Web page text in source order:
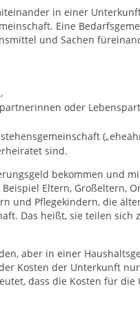
in einer
Eine
und Sachen
oder
sind.
bekommen und
Eltern, Großeltern,
und Pflegekindern, die
Das heißt, sie teilen sich
aber in einer
Kosten der Unterkunft
dass die Kosten für